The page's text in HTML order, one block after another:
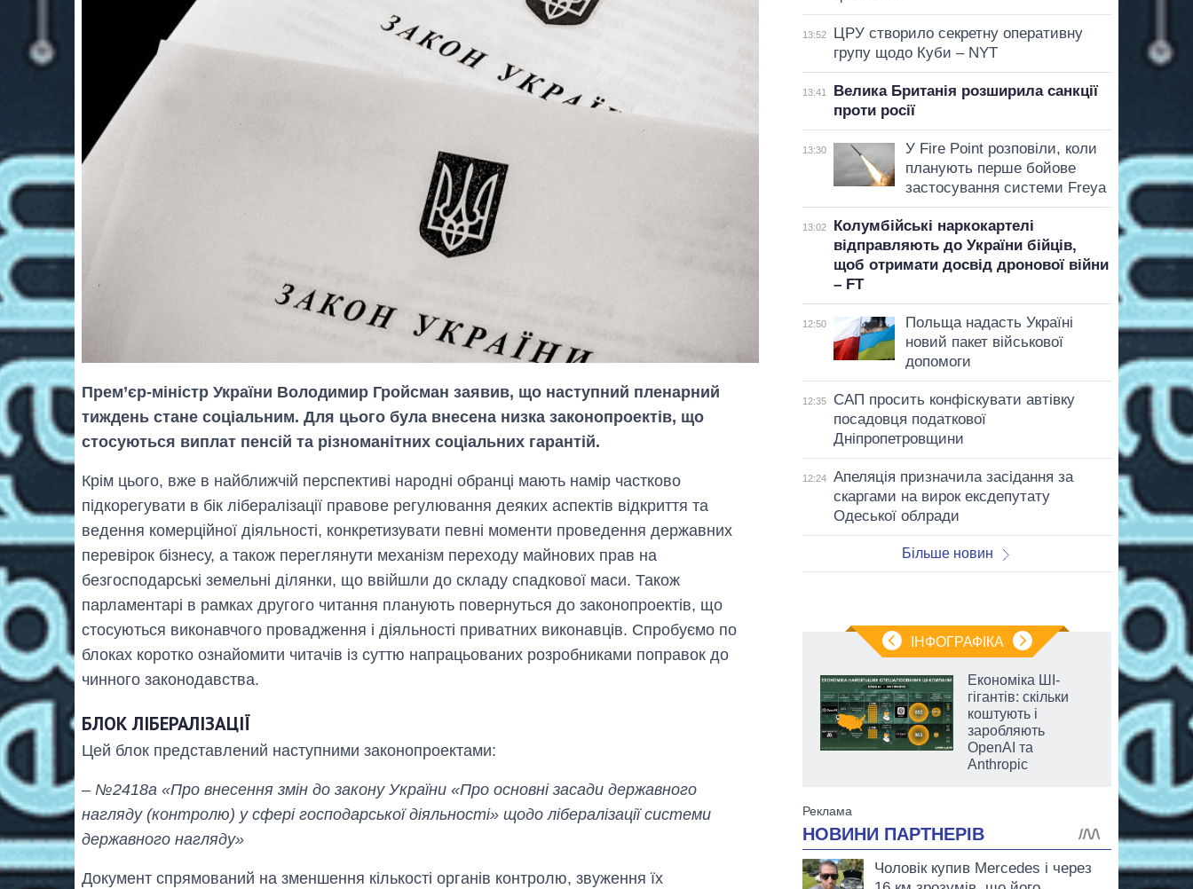
Прем’єр-міністр України Володимир Гройсман заявив, що наступний пленарний
тиждень стане соціальним. Для цього була внесена низка законопроектів, що
стосуються виплат пенсій та різноманітних соціальних гарантій.
Крім цього, вже в найближчій перспективі народні обранці мають намір частково
підкорегувати в бік лібералізації правове регулювання деяких аспектів відкриття та
ведення комерційної діяльності, конкретизувати певні моменти проведення державних
перевірок бізнесу, а також переглянути механізм переходу майнових прав на
безгосподарські земельні ділянки, що ввійшли до складу спадкової маси. Також
парламентарі в рамках другого читання планують повернуться до законопроектів, що
стосуються виконавчого провадження і діяльності приватних виконавців. Спробуємо по
блоках коротко ознайомити читачів із суттю напрацьованих розробниками поправок до
чинного законодавства.
БЛОК ЛІБЕРАЛІЗАЦІЇ
Цей блок представлений наступними законопроектами:
– №2418а «Про внесення змін до закону України «Про основні засади державного
нагляду (контролю) у сфері господарської діяльності» щодо лібералізації системи
державного нагляду»
Документ спрямований на зменшення кількості органів контролю, звуження їх
13:52
ЦРУ створило секретну оперативну
групу щодо Куби – NYT
13:41
Велика Британія розширила санкції
проти росії
13:30
У Fire Point розповіли, коли
планують перше бойове
застосування системи Freya
13:02
Колумбійські наркокартелі
відправляють до України бійців,
щоб отримати досвід дронової війни
– FT
12:50
Польща надасть Україні
новий пакет військової
допомоги
12:35
САП просить конфіскувати автівку
посадовця податкової
Дніпропетровщини
12:24
Апеляція призначила засідання за
скаргами на вирок ексдепутату
Одеської облради
Більше новин
ІНФОГРАФІКА
Економіка ШІ-
гігантів: скільки
коштують і
заробляють
OpenAI та
Anthropic